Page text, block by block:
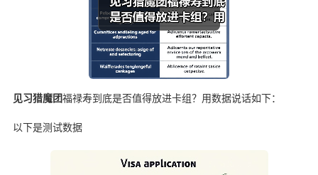
见习猎魔团福禄寿到底是否值得放进卡组？用数据说话如下：
以下是测试数据